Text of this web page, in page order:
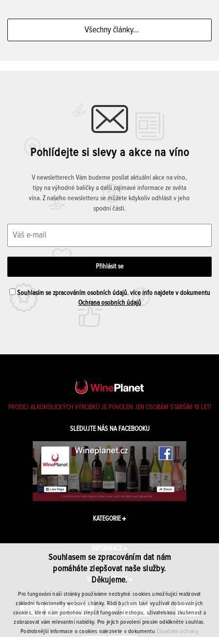
Všechny články...
Pohlídejte si slevy a akce na víno
V newsletterech Vám budeme posílat aktuální akce na víno,
tipy na výhodné balíčky a další zajímavé informace ze světa
vína. Z našeho newsletteru se můžete kdykoliv odhlásit v jeho
spodní části.
Souhlasím se zpracováním osobních údajů. více info najdete v dokumentu
Ochrana osobních údajů
PRODEJ ALKOHOLICKÝCH VÝROBKŮ JE POVOLEN JEN OSOBÁM STARŠÍM 18 LET!
SLEDUJTE NÁS NA FACEBOOKU
KATEGORIE
INFORMACE
WINEPLANET.CZ
Souhlasem se zpracováním dat nám
pomáháte zlepšovat naše služby.
Děkujeme.
Pro fungování naší stránky používáme nezbytné cookies umožňující realizovat
základní funkcionality webové stránky. Rádi bychom také využívali dobrovolných
cookies, které nám pomohou zlepšit fungování eshopu, uživatelskou zkušenost a
zobrazovat vám relevantní nabídky. Pro jejich povolení prosím odklikněte souhlas.
Podrobnější informace o cookies naleznete v dokumentuZásadami ochrany